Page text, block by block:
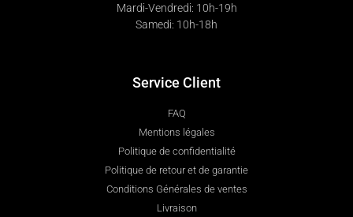
Mardi-Vendredi: 10h-19h
Samedi: 10h-18h
Service Client
FAQ
Mentions légales
Politique de confidentialité
Politique de retour et de garantie
Conditions Générales de ventes
Livraison